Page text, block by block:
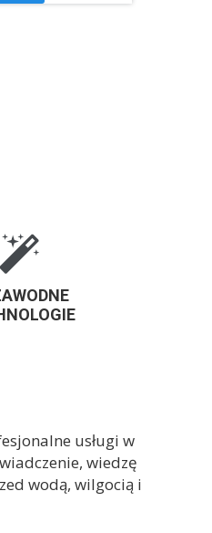
usługi w
wiedzę
wodą, wilgocią i